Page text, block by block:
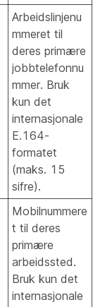
Arbeidslinjenu
mmeret til
deres primære
jobbtelefonnu
mmer. Bruk
kun det
internasjonale
E.164-
formatet
(maks. 15
sifre).
Mobilnummere
t til deres
primære
arbeidssted.
Bruk kun det
internasjonale